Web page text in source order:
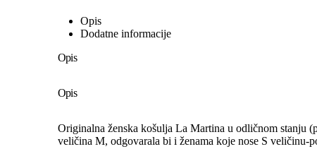
Opis
Dodatne informacije
Opis
Opis
Originalna ženska košulja La Martina u odličnom stanju
veličina M, odgovarala bi i ženama koje nose S veličinu-